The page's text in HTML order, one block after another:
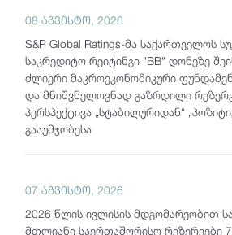
08 აგვისტო, 2026
S&P Global Ratings-მა საქართველოს
საკრედიტო რეიტინგი "BB" დონეზე
ძლიერი მაკროეკონომიკური
და მნიშვნელოვნად გაზრდილი
პერსპექტივა „სტაბილურიდან“
გააუმჯობესა
07 აგვისტო, 2026
2026 წლის ივლისის მდგომარეობით
მთლიანი საერთაშორისო რეზერვები